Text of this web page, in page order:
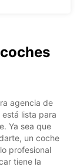
agencia de
lista para
Ya sea que
un coche
profesional
tiene la